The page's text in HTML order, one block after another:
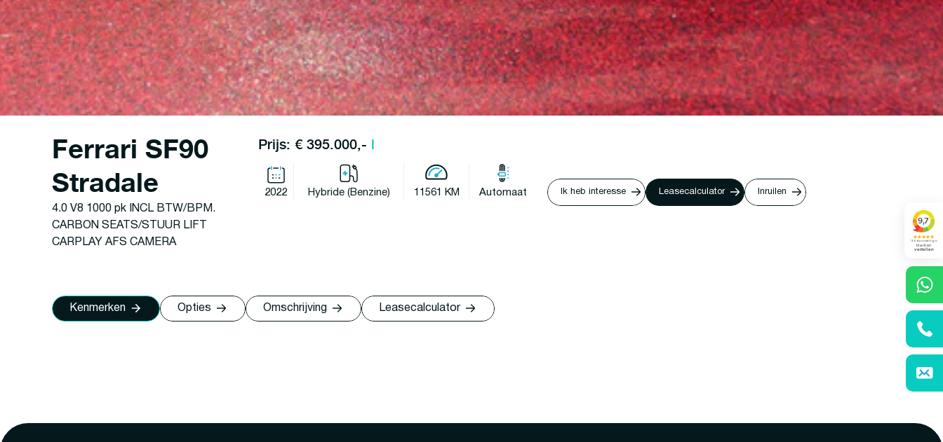
Ferrari SF90
Stradale
4.0 V8 1000 pk INCL BTW/BPM.
CARBON SEATS/STUUR LIFT
CARPLAY AFS CAMERA
Prijs: € 395.000,- l
2022 Hybride (Benzine) 11561 KM Automaat Ik heb interesse Leasecalculator Inruilen
Kenmerken Opties Omschrijving Leasecalculator